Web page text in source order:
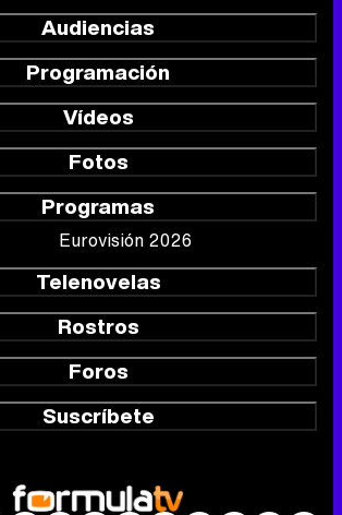
Audiencias
Programación
Vídeos
Fotos
Programas
Eurovisión 2026
Telenovelas
Rostros
Foros
Suscríbete